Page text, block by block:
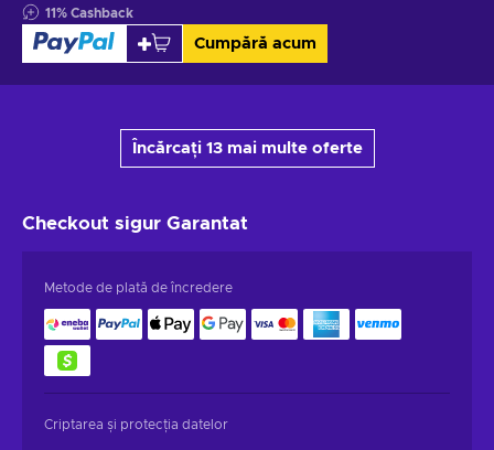
11% Cashback
Cumpără acum
Încărcați 13 mai multe oferte
Checkout sigur Garantat
Metode de plată de încredere
Criptarea și protecția datelor